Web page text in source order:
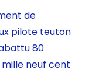
de
pilote teuton
80
neuf cent